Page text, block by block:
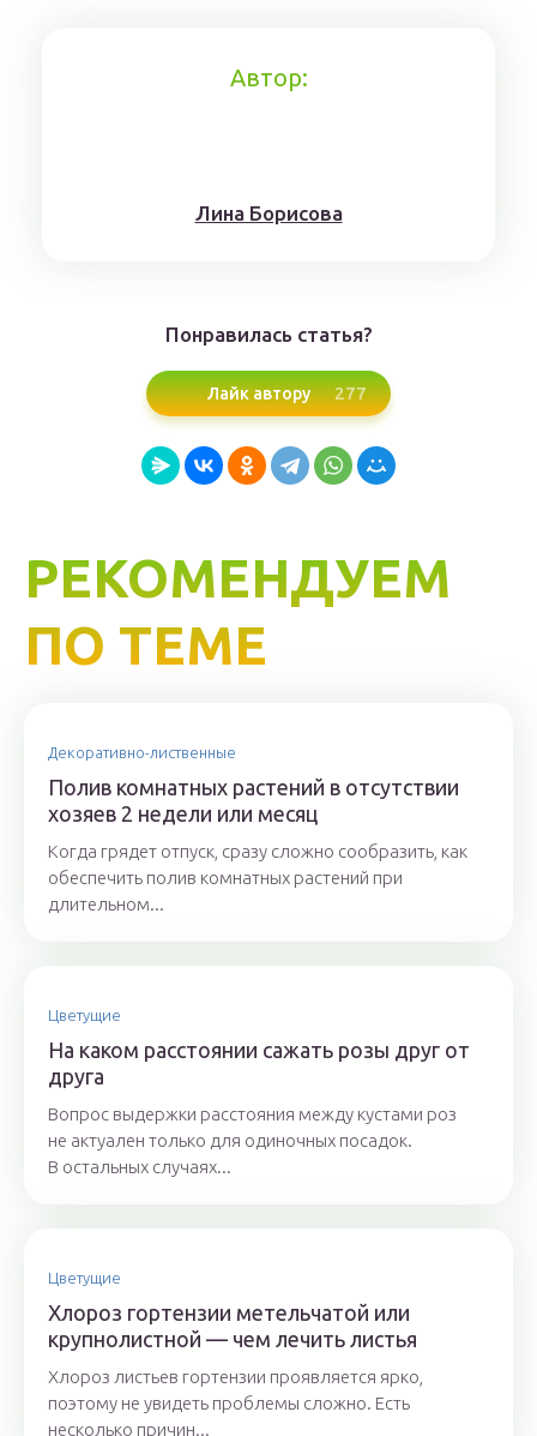
Автор:
Лина Борисoвa
Понравилась статья?
Лайк автору 277
РЕКОМЕНДУЕМ
ПО ТЕМЕ
Декоративно-лиственные
Полив комнатных растений в отсутствии
хозяев 2 недели или месяц
Когда грядет отпуск, сразу сложно сообразить, как
обеспечить полив комнатных растений при
длительном...
Цветущие
На каком расстоянии сажать розы друг от
друга
Вопрос выдержки расстояния между кустами роз
не актуален только для одиночных посадок.
В остальных случаях...
Цветущие
Хлороз гортензии метельчатой или
крупнолистной — чем лечить листья
Хлороз листьев гортензии проявляется ярко,
поэтому не увидеть проблемы сложно. Есть
несколько причин...